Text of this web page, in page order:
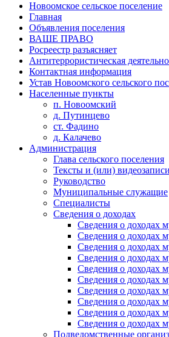
Новоомское сельское поселение
Главная
Объявления поселения
ВАШЕ ПРАВО
Росреестр разъясняет
Антитеррористическая
Контактная информация
Устав Новоомского сельского
Населенные пункты
п. Новоомский
д. Путинцево
ст. Фадино
д. Калачево
Администрация
Глава сельского поселения
Тексты и (или)
Руководство
Муниципальные служащие
Специалисты
Сведения о доходах
Сведения о доходах
Сведения о доходах
Сведения о доходах
Сведения о доходах
Сведения о доходах
Сведения о доходах
Сведения о доходах
Сведения о доходах
Сведения о доходах
Сведения о доходах
Подведомственные